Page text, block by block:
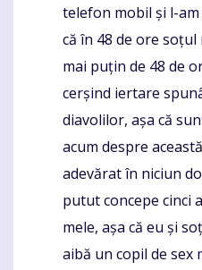
telefon mobil și l-
că în 48 de ore
mai puțin de 48 de
cerșind iertare
diavolilor, așa că
acum despre
adevărat în niciun
putut concepe cinci
mele, așa că eu și
aibă un copil de sex